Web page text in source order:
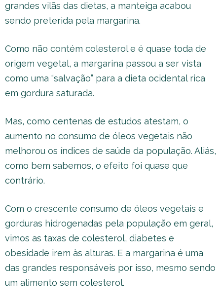
grandes vilãs das dietas, a manteiga acabou
sendo preterida pela margarina.
Como não contém colesterol e é quase toda de
origem vegetal, a margarina passou a ser vista
como uma “salvação” para a dieta ocidental rica
em gordura saturada.
Mas, como centenas de estudos atestam, o
aumento no consumo de óleos vegetais não
melhorou os índices de saúde da população. Aliás,
como bem sabemos, o efeito foi quase que
contrário.
Com o crescente consumo de óleos vegetais e
gorduras hidrogenadas pela população em geral,
vimos as taxas de colesterol, diabetes e
obesidade irem às alturas. E a margarina é uma
das grandes responsáveis por isso, mesmo sendo
um alimento sem colesterol.